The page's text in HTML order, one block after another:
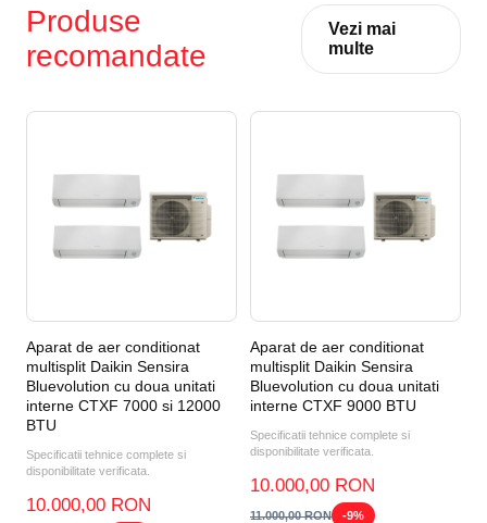
Produse
recomandate
Vezi mai
multe
Aparat de aer conditionat
multisplit Daikin Sensira
Bluevolution cu doua unitati
interne CTXF 7000 si 12000
BTU
Specificatii tehnice complete si
disponibilitate verificata.
10.000,00 RON
Aparat de aer conditionat
multisplit Daikin Sensira
Bluevolution cu doua unitati
interne CTXF 9000 BTU
Specificatii tehnice complete si
disponibilitate verificata.
10.000,00 RON
11.000,00 RON -9%